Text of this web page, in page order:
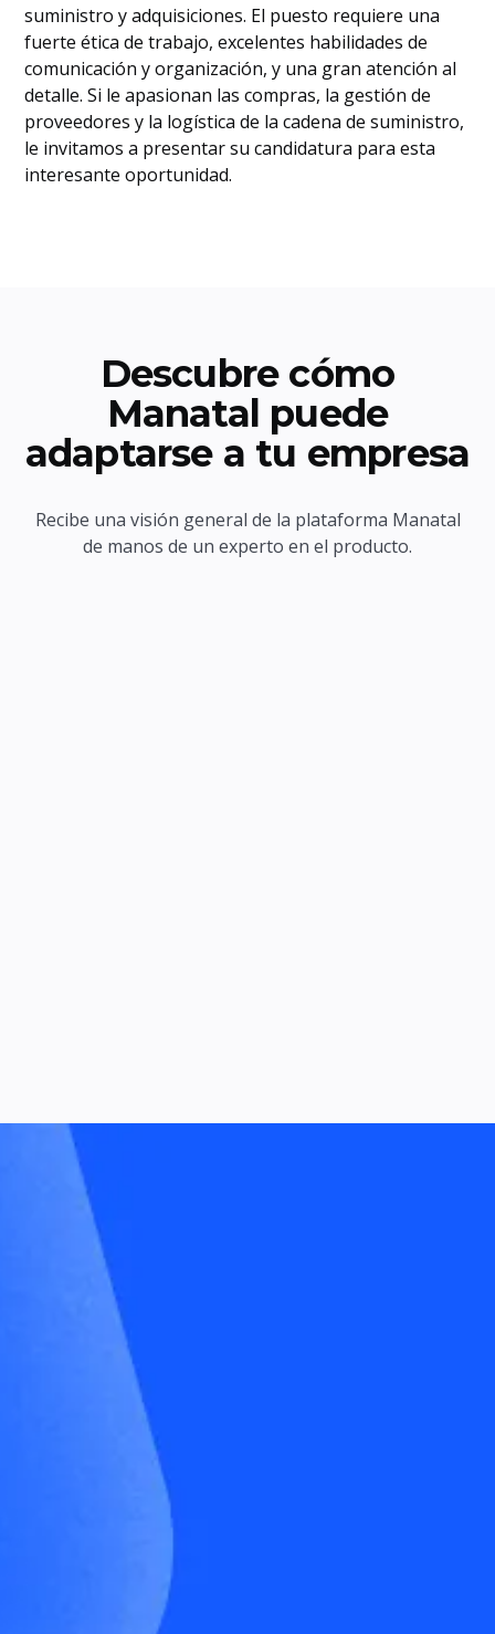
suministro y adquisiciones. El puesto requiere una
fuerte ética de trabajo, excelentes habilidades de
comunicación y organización, y una gran atención al
detalle. Si le apasionan las compras, la gestión de
proveedores y la logística de la cadena de suministro,
le invitamos a presentar su candidatura para esta
interesante oportunidad.
Descubre cómo
Manatal puede
adaptarse a tu empresa
Recibe una visión general de la plataforma Manatal
de manos de un experto en el producto.